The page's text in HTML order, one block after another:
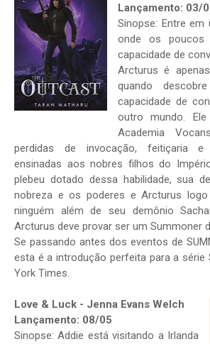
Lançamento: 03/
Sinopse: Entre
onde os
capacidade de
Arcturus é
quando
capacidade de
outro mundo.
Academia
perdidas de invocação, feitiçaria e
ensinadas aos nobres filhos do
plebeu dotado dessa habilidade, sua
nobreza e os poderes e Arcturus
ninguém além de seu demônio
Arcturus deve provar ser um Summoner
Se passando antes dos eventos de
esta é a introdução perfeita para a série
York Times.
Love & Luck - Jenna Evans Welch
Lançamento: 08/05
Sinopse: Addie está visitando a Irlanda